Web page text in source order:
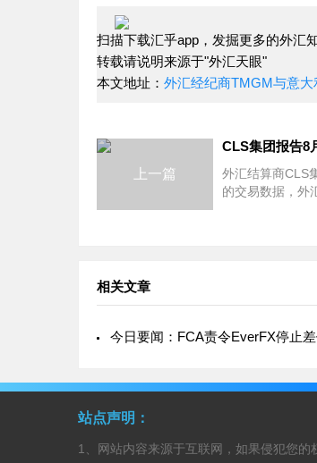
扫描下载汇乎app，发掘更多的外汇
转载请说明来源于"外汇天眼"
本文地址： 外汇经纪商TMGM与意
上一篇
外汇结算商CLS
的交易数据，外
相关文章
站点声明：
1、网站内容来源于互联网，如果侵犯您的